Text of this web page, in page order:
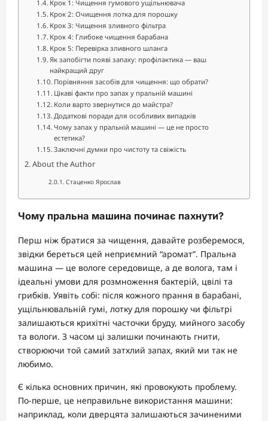
Крок 1: Чищення гумового ущільнювача
Крок 2: Очищення лотка для порошку
Крок 3: Чищення зливного фільтра
Крок 4: Глибоке чищення барабана
Крок 5: Перевірка зливного шланга
Як запобігти появі запаху: профілактика — ваш
найкращий друг
Порівняння засобів для чищення: що обрати?
Цікаві факти про запах у пральній машині
Коли варто звернутися до майстра?
Додаткові поради для особливих випадків
Чому запах у пральній машині — це не просто
естетика?
Заключні думки про чистоту та свіжість
About the Author
Стаценко Ярослав
Чому пральна машина починає пахнути?
Перш ніж братися за чищення, давайте розберемося,
звідки береться цей неприємний “аромат”. Пральна
машина — це вологе середовище, а де волога, там і
ідеальні умови для розмноження бактерій, цвілі та
грибків. Уявіть собі: після кожного прання в барабані,
ущільнювальній гумі, лотку для порошку чи фільтрі
залишаються крихітні часточки бруду, мийного засобу
та вологи. З часом ці залишки починають гнити,
створюючи той самий затхлий запах, який ми так не
любимо.
Є кілька основних причин, які провокують проблему.
По-перше, це неправильне використання машини:
наприклад, коли дверцята залишаються зачиненими